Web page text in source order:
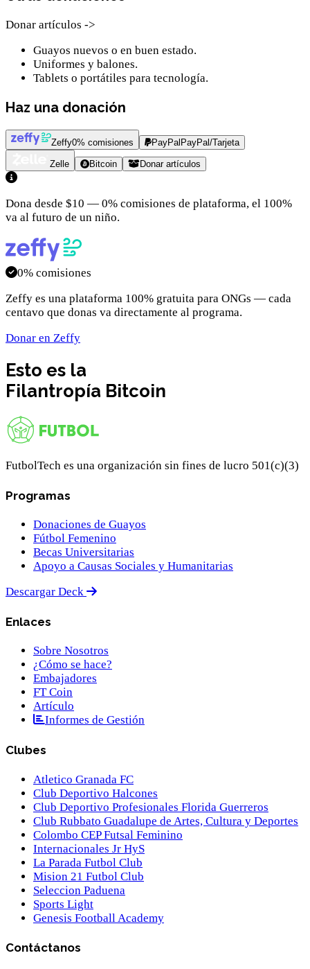
Donar artículos ->
Guayos nuevos o en buen estado.
Uniformes y balones.
Tablets o portátiles para tecnología.
Haz una donación
Zeffy0% comisiones PayPalPayPal/Tarjeta
Zelle Bitcoin Donar artículos
Dona desde $10 — 0% comisiones de plataforma, el 100%
va al futuro de un niño.
0% comisiones
Zeffy es una plataforma 100% gratuita para ONGs — cada
centavo que donas va directamente al programa.
Donar en Zeffy
Esto es la
Filantropía Bitcoin
FutbolTech es una organización sin fines de lucro 501(c)(3)
Programas
Donaciones de Guayos
Fútbol Femenino
Becas Universitarias
Apoyo a Causas Sociales y Humanitarias
Descargar Deck
Enlaces
Sobre Nosotros
¿Cómo se hace?
Embajadores
FT Coin
Artículo
Informes de Gestión
Clubes
Atletico Granada FC
Club Deportivo Halcones
Club Deportivo Profesionales Florida Guerreros
Club Rubbato Guadalupe de Artes, Cultura y Deportes
Colombo CEP Futsal Feminino
Internacionales Jr HyS
La Parada Futbol Club
Mision 21 Futbol Club
Seleccion Paduena
Sports Light
Genesis Football Academy
Contáctanos